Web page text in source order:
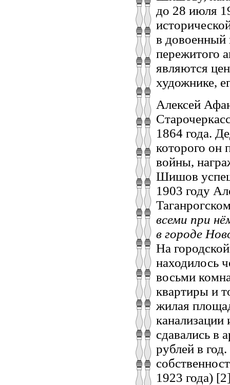
до 28 июля
в довоенный
пережитого
являются
художнике,
Алексей
1864 года.
которого он
войны,
Шишов
1903 году
всеми при
в городе
На
находилось
восьми
квартиры и
жилая
канализации
сдавались в
рублей в
1923 года)